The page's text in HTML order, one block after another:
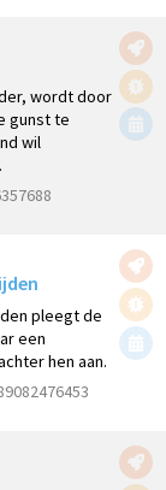
wordt door
gunst te
wil
pleegt de
een
hen aan.